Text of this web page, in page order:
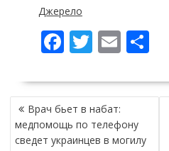
Джерело
F
e
b
o
T
itt
er
E
ai
П
ді
НАВІГАЦІЯ
ЗАПИСІВ
Врач бьет в набат:
медпомощь по телефону
сведет украинцев в могилу